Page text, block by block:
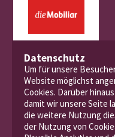
Datenschutz
Um für unsere
Website möglichst
Cookies. Darüber
damit wir unsere Seite
die weitere Nutzung
der Nutzung von